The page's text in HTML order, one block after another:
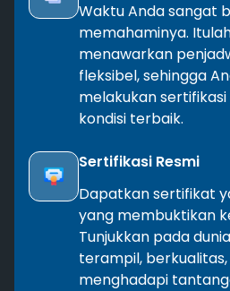
Waktu Anda sangat
memahaminya.
menawarkan
fleksibel, sehingga
melakukan
kondisi terbaik.
Sertifikasi Resmi
Dapatkan sertifikat
yang membuktikan
Tunjukkan pada
terampil,
menghadapi